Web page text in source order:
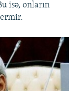
isə, onların